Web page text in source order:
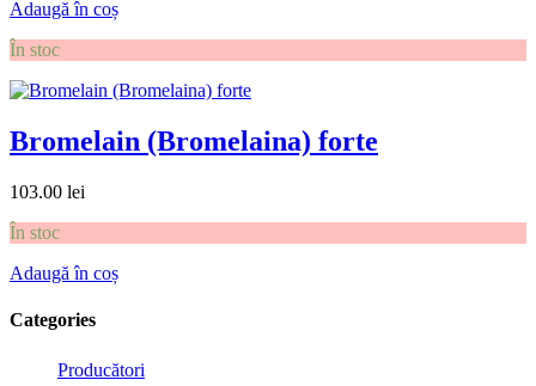
Adaugă în coș
În stoc
Bromelain (Bromelaina) forte
103.00 lei
În stoc
Adaugă în coș
Categories
Producători